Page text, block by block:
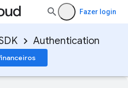
Fazer login
Authentication